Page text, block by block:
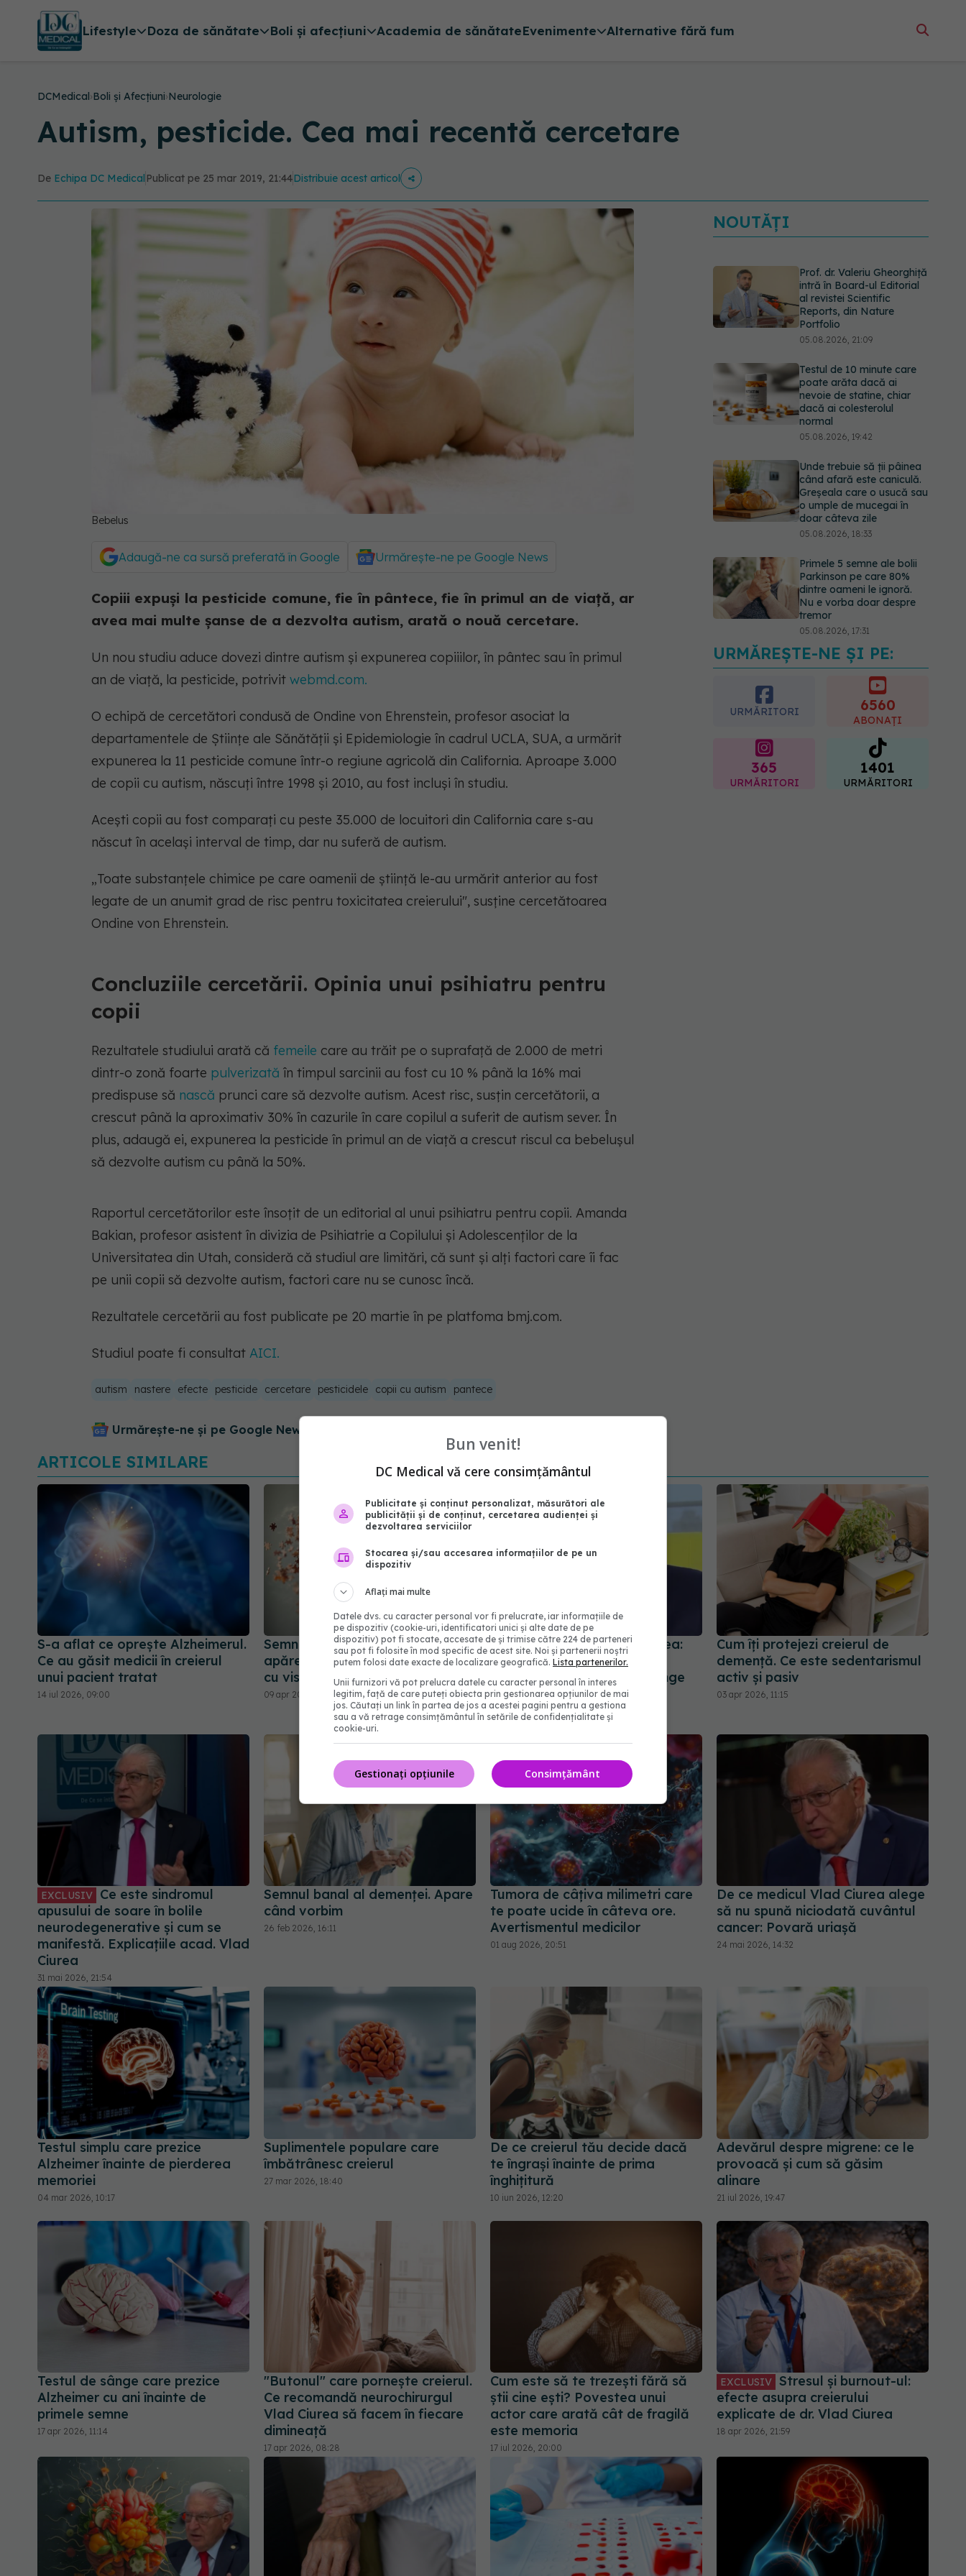
Lifestyle Doza de sănătate Boli și afecțiuni Academia de sănătateEvenimente Alternative fără fum
DCMedical›Boli și Afecțiuni›Neurologie
Autism, pesticide. Cea mai recentă cercetare
De Echipa DC Medical Publicat pe 25 mar 2019, 21:44Distribuie acest articol
Bebelus
Adaugă-ne ca sursă preferată în Google Urmărește-ne pe Google News
Copiii expuși la pesticide comune, fie în pântece, fie în primul an de viață, ar
avea mai multe șanse de a dezvolta autism, arată o nouă cercetare.
Un nou studiu aduce dovezi dintre autism și expunerea copiiilor, în pântec sau în primul
an de viață, la pesticide, potrivit webmd.com.
O echipă de cercetători condusă de Ondine von Ehrenstein, profesor asociat la
departamentele de Științe ale Sănătății și Epidemiologie în cadrul UCLA, SUA, a urmărit
expunerea la 11 pesticide comune într-o regiune agricolă din California. Aproape 3.000
de copii cu autism, născuți între 1998 și 2010, au fost incluși în studiu.
Acești copii au fost comparați cu peste 35.000 de locuitori din California care s-au
născut în același interval de timp, dar nu suferă de autism.
„Toate substanțele chimice pe care oamenii de știință le-au urmărit anterior au fost
legate de un anumit grad de risc pentru toxicitatea creierului", susține cercetătoarea
Ondine von Ehrenstein.
Concluziile cercetării. Opinia unui psihiatru pentru
copii
Rezultatele studiului arată că femeile care au trăit pe o suprafață de 2.000 de metri
dintr-o zonă foarte pulverizată în timpul sarcinii au fost cu 10 % până la 16% mai
predispuse să nască prunci care să dezvolte autism. Acest risc, susțin cercetătorii, a
crescut până la aproximativ 30% în cazurile în care copilul a suferit de autism sever. În
plus, adaugă ei, expunerea la pesticide în primul an de viață a crescut riscul ca bebelușul
să dezvolte autism cu până la 50%.
Raportul cercetătorilor este însoțit de un editorial al unui psihiatru pentru copii. Amanda
Bakian, profesor asistent în divizia de Psihiatrie a Copilului și Adolescenților de la
Universitatea din Utah, consideră că studiul are limitări, că sunt și alți factori care îi fac
pe unii copii să dezvolte autism, factori care nu se cunosc încă.
Rezultatele cercetării au fost publicate pe 20 martie în pe platfoma bmj.com.
Studiul poate fi consultat AICI.
autism nastere efecte pesticide cercetare pesticidele copii cu autism pantece
Urmărește-ne și pe Google News - abonează‑te!
NOUTĂȚI
Prof. dr. Valeriu Gheorghiță
intră în Board-ul Editorial
al revistei Scientific
Reports, din Nature
Portfolio
05.08.2026, 21:09
Testul de 10 minute care
poate arăta dacă ai
nevoie de statine, chiar
dacă ai colesterolul
normal
05.08.2026, 19:42
Unde trebuie să ții pâinea
când afară este caniculă.
Greșeala care o usucă sau
o umple de mucegai în
doar câteva zile
05.08.2026, 18:33
Primele 5 semne ale bolii
Parkinson pe care 80%
dintre oameni le ignoră.
Nu e vorba doar despre
tremor
05.08.2026, 17:31
Gabriela Cristea, manifest
pentru respect și
acceptare: Corpul
fiecăruia spune o poveste
05.08.2026, 21:23
URMĂREȘTE-NE ȘI PE:
URMĂRITORI 6560
ABONAȚI
365
URMĂRITORI
1401
URMĂRITORI
ARTICOLE SIMILARE
S-a aflat ce oprește Alzheimerul.
Ce au găsit medicii în creierul
unui pacient tratat
14 iul 2026, 09:00
Semnul Alzheimer care poate
apărea noaptea: ce se întâmplă
cu visele
09 apr 2026, 09:34
EXCLUSIV Prof. dr. Vlad Ciurea:
Procedura de urgență care
"topește" cheagurile de sânge
de pe creier
20 mai 2026, 23:48
Cum îți protejezi creierul de
demență. Ce este sedentarismul
activ și pasiv
03 apr 2026, 11:15
EXCLUSIV
Ce este sindromul
apusului de soare în bolile
neurodegenerative și cum se
manifestă. Explicațiile acad. Vlad
Ciurea
31 mai 2026, 21:54
Semnul banal al demenței. Apare
când vorbim
26 feb 2026, 16:11
Tumora de câțiva milimetri care
te poate ucide în câteva ore.
Avertismentul medicilor
01 aug 2026, 20:51
De ce medicul Vlad Ciurea alege
să nu spună niciodată cuvântul
cancer: Povară uriașă
24 mai 2026, 14:32
Testul simplu care prezice
Alzheimer înainte de pierderea
memoriei
04 mar 2026, 10:17
Suplimentele populare care
îmbătrânesc creierul
27 mar 2026, 18:40
De ce creierul tău decide dacă
te îngrași înainte de prima
înghițitură
10 iun 2026, 12:20
Adevărul despre migrene: ce le
provoacă și cum să găsim
alinare
21 iul 2026, 19:47
Testul de sânge care prezice
Alzheimer cu ani înainte de
primele semne
17 apr 2026, 11:14
"Butonul" care pornește creierul.
Ce recomandă neurochirurgul
Vlad Ciurea să facem în fiecare
dimineață
17 apr 2026, 08:28
Cum este să te trezești fără să
știi cine ești? Povestea unui
actor care arată cât de fragilă
este memoria
17 iul 2026, 20:00
EXCLUSIV Stresul și burnout-ul:
efecte asupra creierului
explicate de dr. Vlad Ciurea
18 apr 2026, 21:59
Bun venit!
DC Medical vă cere consimțământul
Publicitate și conținut personalizat, măsurători ale
publicității și de conținut, cercetarea audienței și
dezvoltarea serviciilor
Stocarea și/sau accesarea informațiilor de pe un
dispozitiv
Aflați mai multe
Datele dvs. cu caracter personal vor fi prelucrate, iar informațiile de
pe dispozitiv (cookie-uri, identificatori unici și alte date de pe
dispozitiv) pot fi stocate, accesate de și trimise către 224 de parteneri
sau pot fi folosite în mod specific de acest site. Noi și partenerii noștri
putem folosi date exacte de localizare geografică. Lista partenerilor.
Unii furnizori vă pot prelucra datele cu caracter personal în interes
legitim, față de care puteți obiecta prin gestionarea opțiunilor de mai
jos. Căutați un link în partea de jos a acestei pagini pentru a gestiona
sau a vă retrage consimțământul în setările de confidențialitate și
cookie-uri.
Consimțământ
Gestionați opțiunile